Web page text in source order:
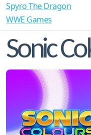
Spyro The Dragon
WWE Games
Sonic